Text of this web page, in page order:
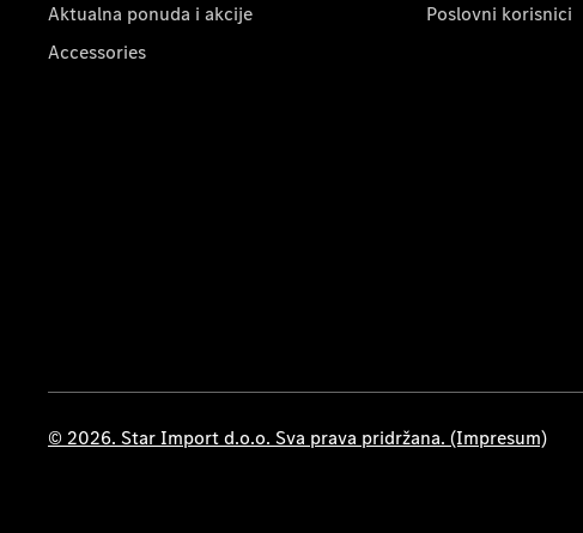
Aktualna ponuda i akcije
Accessories
Poslovni korisnici
© 2026. Star Import d.o.o. Sva prava pridržana. (Impresum)